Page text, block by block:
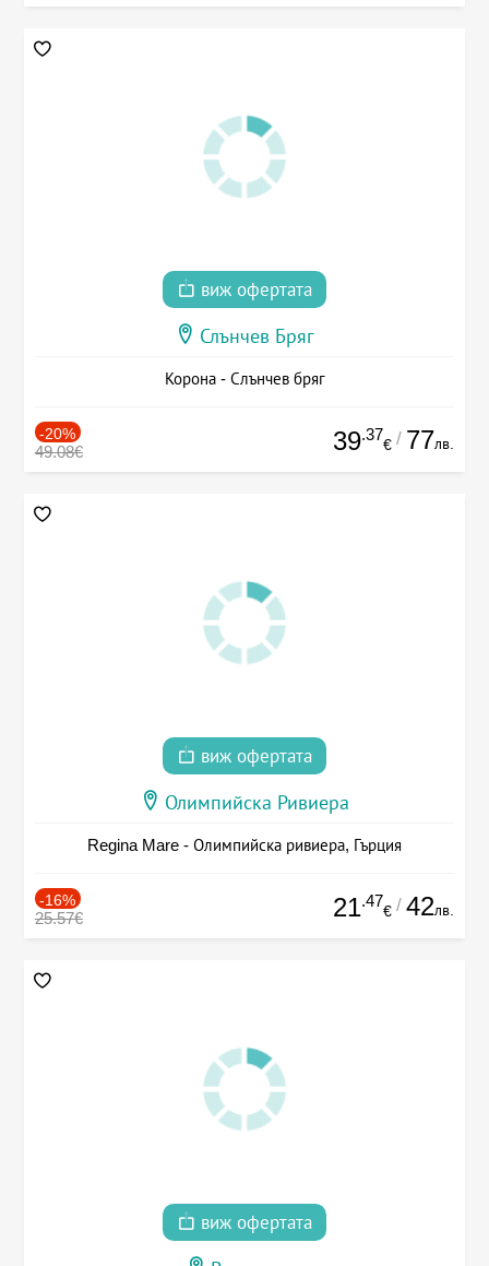
виж офертата
Слънчев Бряг
Корона - Слънчев бряг
-20%
49.08€ 39.37
€ / 77лв.
виж офертата
Олимпийска Ривиера
Regina Mare - Олимпийска ривиера, Гърция
-16%
25.57€ 21.47
€ / 42лв.
виж офертата